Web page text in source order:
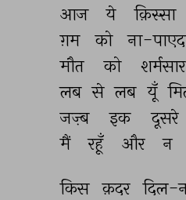
आज
ये क़िस्सा
ग़म
को ना-
मौत
को शर्मसार
लब से लब यूँ
जज़्ब
इक दूसरे
मैं
रहूँ और न
किस क़दर दिल-